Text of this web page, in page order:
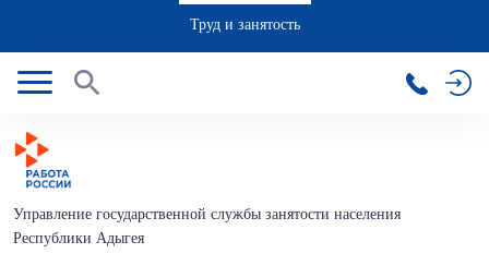
Труд и занятость
Управление государственной службы занятости населения
Республики Адыгея